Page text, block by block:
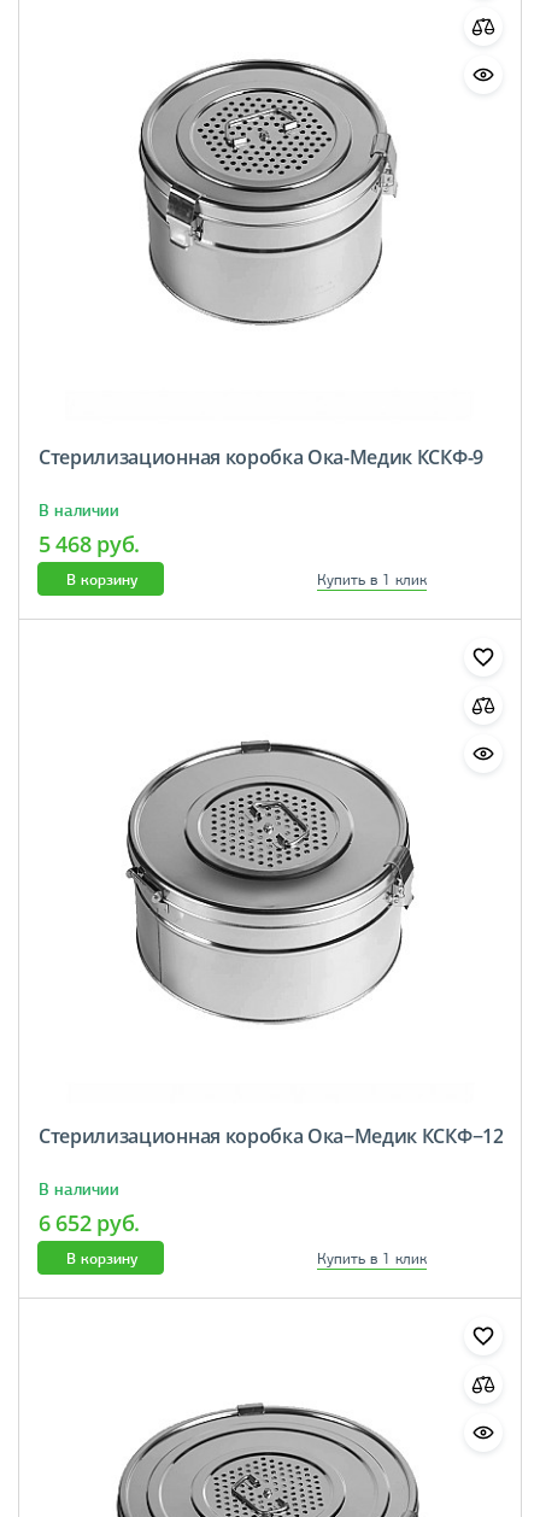
Стерилизационная коробка Ока-Медик КСКФ-9
В наличии
5 468 руб.
В корзину Купить в 1 клик
Стерилизационная коробка Ока−Медик КСКФ−12
В наличии
6 652 руб.
В корзину Купить в 1 клик